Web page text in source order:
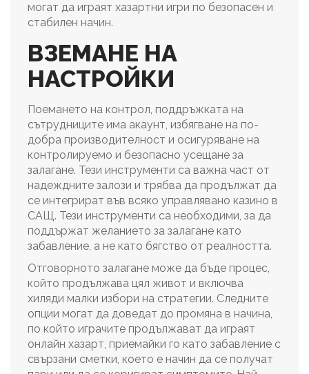
могат да играят хазартни игри по безопасен и
стабилен начин.
ВЗЕМАНЕ НА
НАСТРОЙКИ
Поемането на контрол, поддръжката на
сътрудниците има акаунт, избягване на по-
добра производителност и осигуряване на
контролируемо и безопасно усещане за
залагане. Тези инструменти са важна част от
надеждните залози и трябва да продължат да
се интегрират във всяко управлявано казино в
САЩ. Тези инструменти са необходими, за да
поддържат желанието за залагане като
забавление, а не като бягство от реалността.
Отговорното залагане може да бъде процес,
който продължава цял живот и включва
хиляди малки избори на стратегии. Следните
опции могат да доведат до промяна в начина,
по който играчите продължават да играят
онлайн хазарт, приемайки го като забавление с
свързани сметки, което е начин да се получат